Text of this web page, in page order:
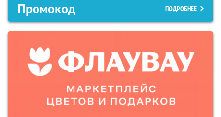
Промокод ПОДРОБНЕЕ